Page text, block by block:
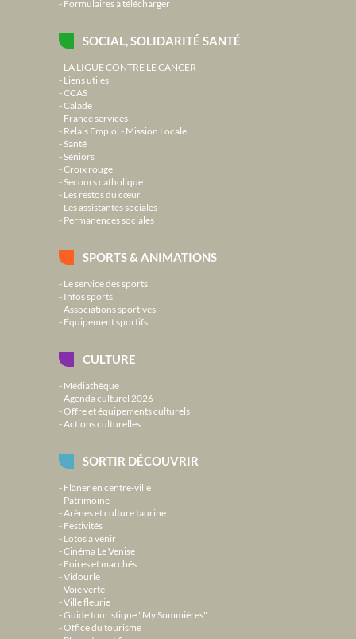
Formulaires à télécharger
SOCIAL, SOLIDARITÉ SANTÉ
LA LIGUE CONTRE LE CANCER
Liens utiles
CCAS
Calade
France services
Relais Emploi - Mission Locale
Santé
Séniors
Croix rouge
Secours catholique
Les restos du cœur
Les assistantes sociales
Permanences sociales
SPORTS & ANIMATIONS
Le service des sports
Infos sports
Associations sportives
Équipement sportifs
CULTURE
Médiathèque
Agenda culturel 2026
Offre et équipements culturels
Actions culturelles
SORTIR DÉCOUVRIR
Flâner en centre-ville
Patrimoine
Arènes et culture taurine
Festivités
Lotos à venir
Cinéma Le Venise
Foires et marchés
Vidourle
Voie verte
Ville fleurie
Guide touristique "My Sommières"
Office du tourisme